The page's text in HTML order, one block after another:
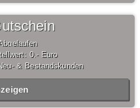
0,- Euro
& Bestandskunden